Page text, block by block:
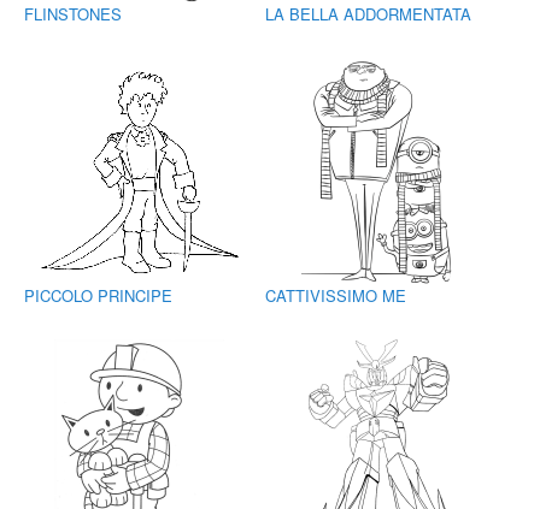
FLINSTONES LA BELLA ADDORMENTATA
PICCOLO PRINCIPE CATTIVISSIMO ME